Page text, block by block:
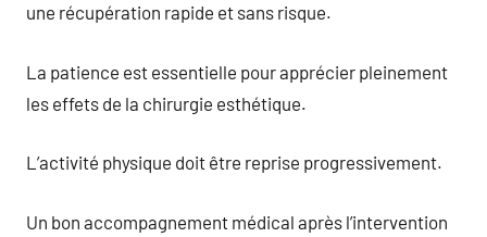
une récupération rapide et sans risque.
La patience est essentielle pour apprécier pleinement
les effets de la chirurgie esthétique.
L’activité physique doit être reprise progressivement.
Un bon accompagnement médical après l’intervention